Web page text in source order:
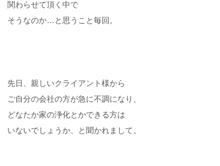
関わらせて頂く中で
そうなのか…と思うこと毎回。
先日、親しいクライアント様から
ご自分の会社の方が急に不調になり、
どなたか家の浄化とかできる方は
いないでしょうか、と聞かれまして。